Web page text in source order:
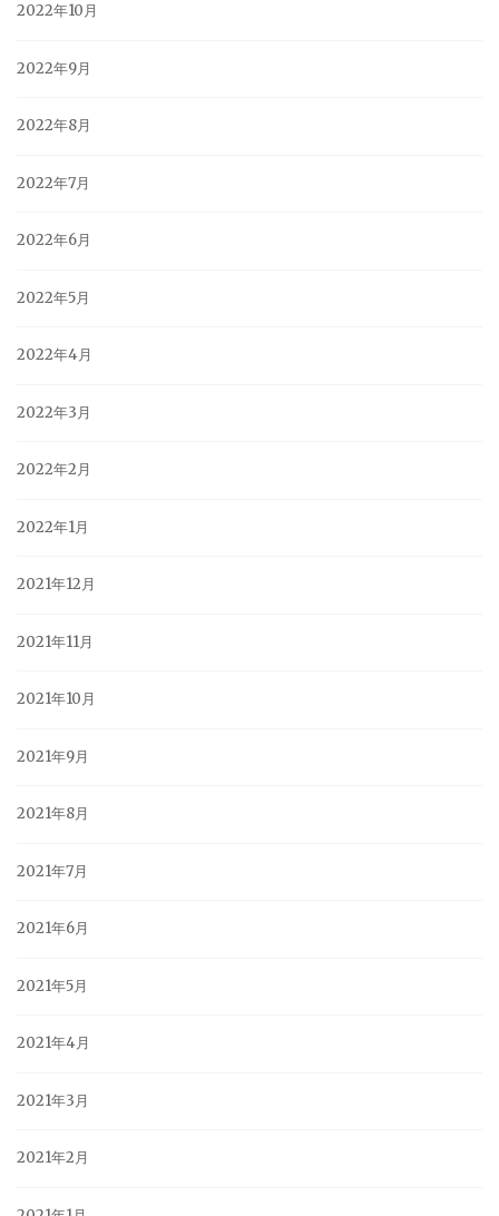
2022年10月
2022年9月
2022年8月
2022年7月
2022年6月
2022年5月
2022年4月
2022年3月
2022年2月
2022年1月
2021年12月
2021年11月
2021年10月
2021年9月
2021年8月
2021年7月
2021年6月
2021年5月
2021年4月
2021年3月
2021年2月